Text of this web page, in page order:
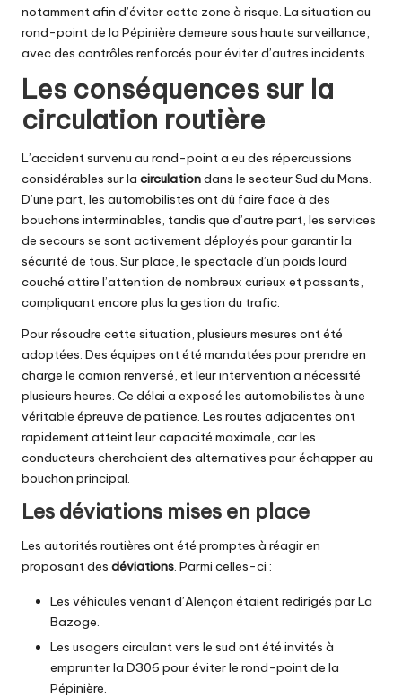
notamment afin d’éviter cette zone à risque. La situation au
rond-point de la Pépinière demeure sous haute surveillance,
avec des contrôles renforcés pour éviter d’autres incidents.
Les conséquences sur la
circulation routière
L’accident survenu au rond-point a eu des répercussions
considérables sur la circulationdans le secteur Sud du Mans.
D’une part, les automobilistes ont dû faire face à des
bouchons interminables, tandis que d’autre part, les services
de secours se sont activement déployés pour garantir la
sécurité de tous. Sur place, le spectacle d’un poids lourd
couché attire l’attention de nombreux curieux et passants,
compliquant encore plus la gestion du trafic.
Pour résoudre cette situation, plusieurs mesures ont été
adoptées. Des équipes ont été mandatées pour prendre en
charge le camion renversé, et leur intervention a nécessité
plusieurs heures. Ce délai a exposé les automobilistes à une
véritable épreuve de patience. Les routes adjacentes ont
rapidement atteint leur capacité maximale, car les
conducteurs cherchaient des alternatives pour échapper au
bouchon principal.
Les déviations mises en place
Les autorités routières ont été promptes à réagir en
proposant des déviations. Parmi celles-ci :
Les véhicules venant d’Alençon étaient redirigés par La
Bazoge.
Les usagers circulant vers le sud ont été invités à
emprunter la D306 pour éviter le rond-point de la
Pépinière.